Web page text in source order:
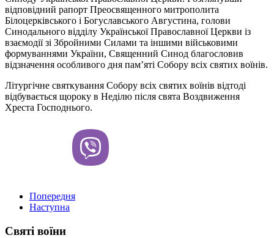
відповідний рапорт Преосвященного митрополита
Білоцерківського і Богуславського Августина, голови
Синодального відділу Української Православної Церкви із
взаємодії зі Збройними Силами та іншими військовими
формуваннями України, Священний Синод благословив
відзначення особливого дня пам’яті Собору всіх святих воїнів.
Літургічне святкування Собору всіх святих воїнів відтоді
відбувається щороку в Неділю після свята Воздвиження
Хреста Господнього.
Попередня
Наступна
Святі воїни